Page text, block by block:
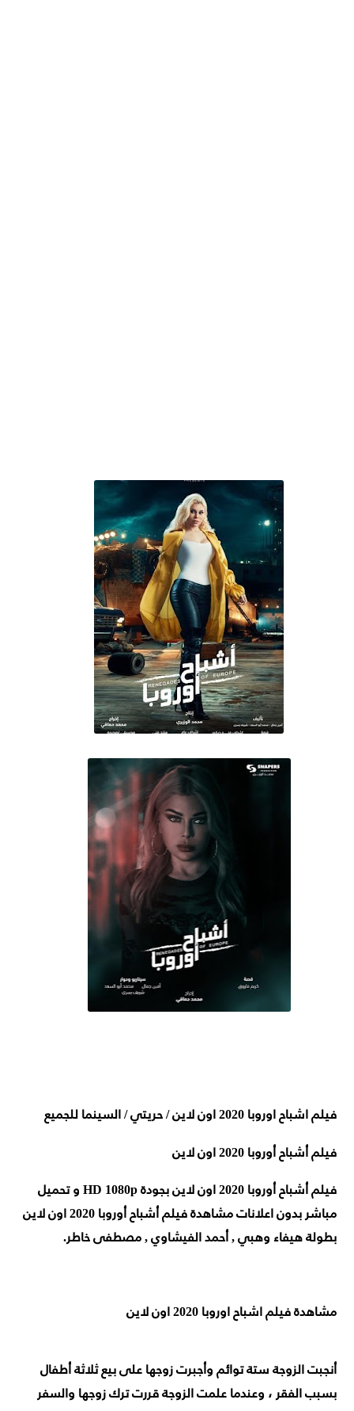
فيلم اشباح اوروبا 2020 اون لاين / حريتي / السينما للجميع
فيلم أشباح أوروبا 2020 اون لاين
فيلم أشباح أوروبا 2020 اون لاين بجودة HD 1080p و تحميل
مباشر بدون اعلانات مشاهدة فيلم أشباح أوروبا 2020 اون لاين
بطولة هيفاء وهبي , أحمد الفيشاوي , مصطفى خاطر.
مشاهدة فيلم اشباح اوروبا 2020 اون لاين
أنجبت الزوجة ستة توائم وأجبرت زوجها على بيع ثلاثة أطفال
بسبب الفقر ، وعندما علمت الزوجة قررت ترك زوجها والسفر